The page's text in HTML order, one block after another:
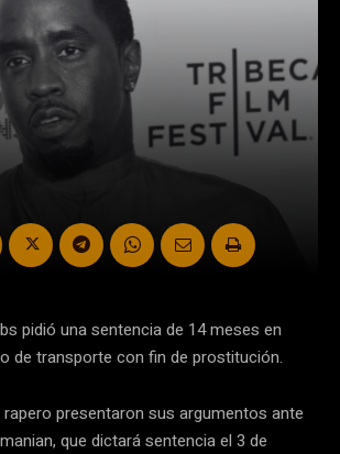
pidió una sentencia de 14 meses en
de transporte con fin de prostitución.
presentaron sus argumentos ante
que dictará sentencia el 3 de